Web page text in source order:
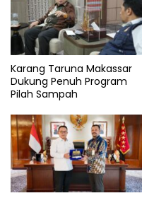
Karang Taruna Makassar
Dukung Penuh Program
Pilah Sampah